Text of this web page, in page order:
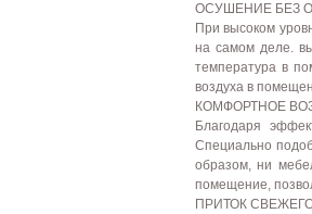
ОСУШЕНИЕ БЕЗ
При высоком
на самом деле.
температура в
воздуха в
КОМФОРТНОЕ
Благодаря
Специально
образом, ни
помещение,
ПРИТОК